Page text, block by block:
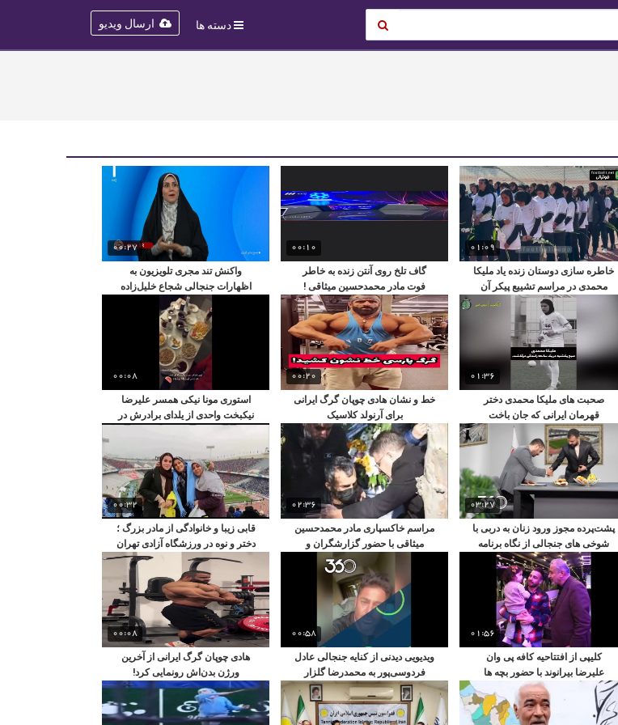
ارسال ویدیو دسته ها
01:09
خاطره سازی دوستان زنده یاد ملیکا
محمدی در مراسم تشییع پیکر آن
مرحوم
00:10
گاف تلخ روی آنتن زنده به خاطر
فوت مادر محمدحسین میثاقی !
00:27
واکنش تند مجری تلویزیون به
اظهارات جنجالی شجاع خلیل‌زاده
01:36
صحبت های ملیکا محمدی دختر
قهرمان ایرانی که جان باخت
00:20
خط‌ و نشان هادی چوپان گرگ ایرانی
برای آرنولد کلاسیک
00:08
استوری مونا نیکی همسر علیرضا
نیکبخت واحدی از یلدای برادرش در
03:27
پشت‌پرده مجوز ورود زنان به دربی با
شوخی های جنجالی از نگاه برنامه
فردوسی‌پور
02:36
مراسم خاکسپاری مادر محمدحسین
میثاقی با حضور گزارشگران و
مجریان تلویزیون
00:32
قابی زیبا و خانوادگی از مادر بزرگ ؛
دختر و نوه در ورزشگاه آزادی تهران
01:56
کلیپی از افتتاحیه کافه پی وان
علیرضا بیرانوند با حضور بچه ها
پرسپولیس
00:58
ویدیویی دیدنی از کنایه جنجالی عادل
فردوسی‌پور به محمدرضا گلزار
00:08
هادی چوپان گرگ ایرانی از آخرین
ورژن بدن‌اش رونمایی کرد!